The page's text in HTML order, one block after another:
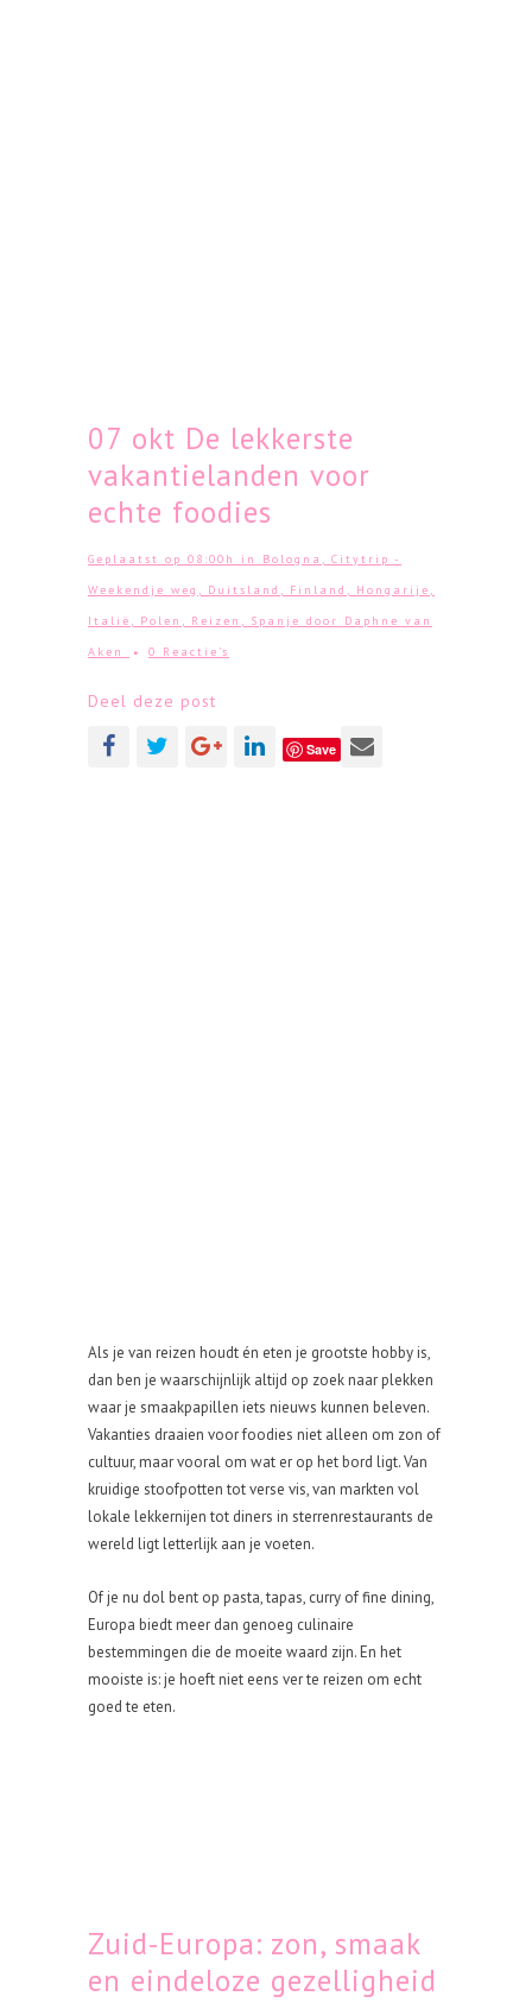
07 okt De lekkerste
vakantielanden voor
echte foodies
Geplaatst op 08:00h in Bologna , Citytrip -
Weekendje weg , Duitsland , Finland , Hongarije ,
Italië , Polen , Reizen , Spanje door Daphne van
Aken
0 Reactie's
Deel deze post
Save
Als je van reizen houdt én eten je grootste hobby is,
dan ben je waarschijnlijk altijd op zoek naar plekken
waar je smaakpapillen iets nieuws kunnen beleven.
Vakanties draaien voor foodies niet alleen om zon of
cultuur, maar vooral om wat er op het bord ligt. Van
kruidige stoofpotten tot verse vis, van markten vol
lokale lekkernijen tot diners in sterrenrestaurants de
wereld ligt letterlijk aan je voeten.
Of je nu dol bent op pasta, tapas, curry of fine dining,
Europa biedt meer dan genoeg culinaire
bestemmingen die de moeite waard zijn. En het
mooiste is: je hoeft niet eens ver te reizen om echt
goed te eten.
Zuid-Europa: zon, smaak
en eindeloze gezelligheid